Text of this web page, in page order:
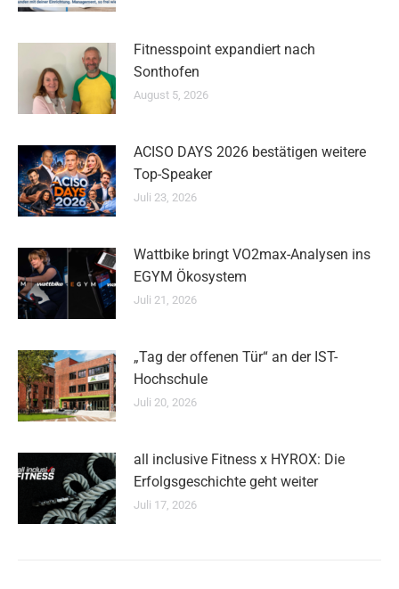
Fitnesspoint expandiert nach
Sonthofen
August 5, 2026
ACISO DAYS 2026 bestätigen weitere
Top-Speaker
Juli 23, 2026
Wattbike bringt VO2max-Analysen ins
EGYM Ökosystem
Juli 21, 2026
„Tag der offenen Tür“ an der IST-
Hochschule
Juli 20, 2026
all inclusive Fitness x HYROX: Die
Erfolgsgeschichte geht weiter
Juli 17, 2026